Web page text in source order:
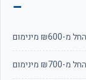
החל מ-₪600 מינימום
החל מ-₪700 מינימום